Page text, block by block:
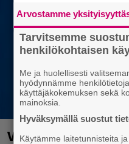
Valtava Yle 100
Arvostamme
Tarvitsemme
henkilökohtaisen
Me ja huolellisesti
hyödynnämme
käyttäjäkokemuksen sekä
mainoksia.
Hyväksymällä suostut
Käytämme laitetunnisteita